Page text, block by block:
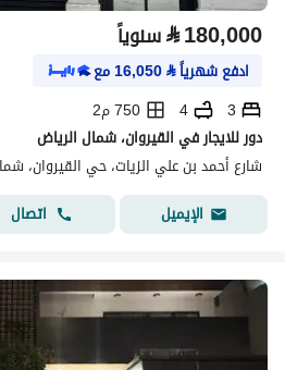
⃁180,000 سنوياً
ادفع شهرياً⃁
16,050مع
3
4
750 م2
دور للايجار في القيروان، شمال الرياض
شارع أحمد بن علي الزيات، حي القيروان،
الإيميل
اتصال